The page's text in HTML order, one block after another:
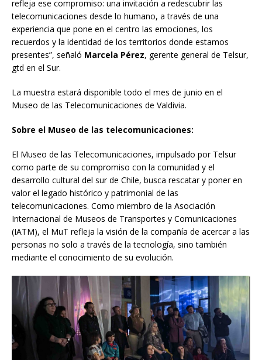
refleja ese compromiso: una invitación a redescubrir las
telecomunicaciones desde lo humano, a través de una
experiencia que pone en el centro las emociones, los
recuerdos y la identidad de los territorios donde estamos
presentes”, señaló Marcela Pérez, gerente general de Telsur,
gtd en el Sur.
La muestra estará disponible todo el mes de junio en el
Museo de las Telecomunicaciones de Valdivia.
Sobre el Museo de las telecomunicaciones:
El Museo de las Telecomunicaciones, impulsado por Telsur
como parte de su compromiso con la comunidad y el
desarrollo cultural del sur de Chile, busca rescatar y poner en
valor el legado histórico y patrimonial de las
telecomunicaciones. Como miembro de la Asociación
Internacional de Museos de Transportes y Comunicaciones
(IATM), el MuT refleja la visión de la compañía de acercar a las
personas no solo a través de la tecnología, sino también
mediante el conocimiento de su evolución.